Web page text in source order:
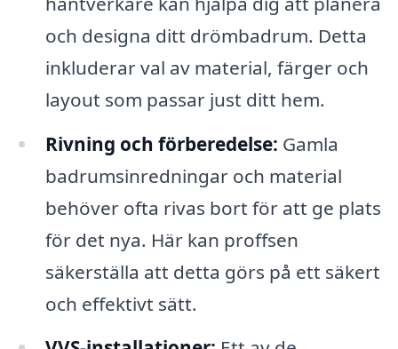
och designa ditt drömbadrum. Detta
inkluderar val av material, färger och
layout som passar just ditt hem.
Rivning och förberedelse: Gamla
badrumsinredningar och material
behöver ofta rivas bort för att ge plats
för det nya. Här kan proffsen
säkerställa att detta görs på ett säkert
och effektivt sätt.